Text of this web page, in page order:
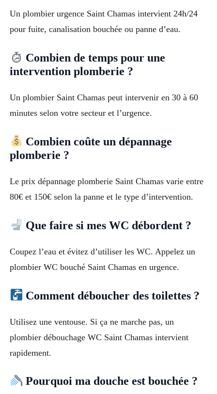
Un plombier urgence Saint Chamas intervient 24h/24
pour fuite, canalisation bouchée ou panne d’eau.
Combien de temps pour une
intervention plomberie ?
Un plombier Saint Chamas peut intervenir en 30 à 60
minutes selon votre secteur et l’urgence.
Combien coûte un dépannage
plomberie ?
Le prix dépannage plomberie Saint Chamas varie entre
80€ et 150€ selon la panne et le type d’intervention.
Que faire si mes WC débordent ?
Coupez l’eau et évitez d’utiliser les WC. Appelez un
plombier WC bouché Saint Chamas en urgence.
Comment déboucher des toilettes ?
Utilisez une ventouse. Si ça ne marche pas, un
plombier débouchage WC Saint Chamas intervient
rapidement.
Pourquoi ma douche est bouchée ?